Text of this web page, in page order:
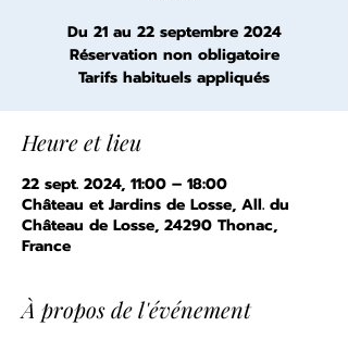
Du 21 au 22 septembre 2024
Réservation non obligatoire
Tarifs habituels appliqués
Heure et lieu
22 sept. 2024, 11:00 – 18:00
Château et Jardins de Losse, All. du
Château de Losse, 24290 Thonac,
France
À propos de l'événement